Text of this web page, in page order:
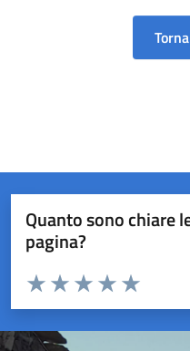
Quanto sono chiare
pagina?
Valuta da 1 a 5 stelle la pagina
Valuta 5
Valuta 4 stelle
Valuta 3 stelle su 5
Valuta 2 stelle su 5
Valuta 1 stelle su 5